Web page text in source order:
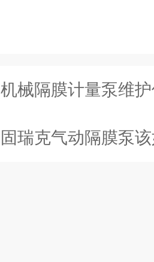
机械隔膜计量泵维
固瑞克气动隔膜泵